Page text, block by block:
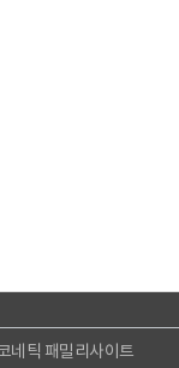
네틱 패밀리사이트